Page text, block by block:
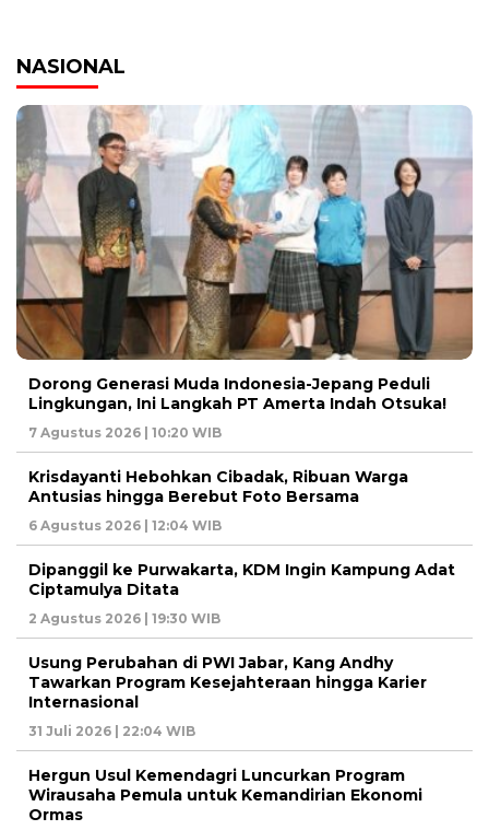
NASIONAL
Dorong Generasi Muda Indonesia-Jepang Peduli
Lingkungan, Ini Langkah PT Amerta Indah Otsuka!
7 Agustus 2026 | 10:20 WIB
Krisdayanti Hebohkan Cibadak, Ribuan Warga
Antusias hingga Berebut Foto Bersama
6 Agustus 2026 | 12:04 WIB
Dipanggil ke Purwakarta, KDM Ingin Kampung Adat
Ciptamulya Ditata
2 Agustus 2026 | 19:30 WIB
Usung Perubahan di PWI Jabar, Kang Andhy
Tawarkan Program Kesejahteraan hingga Karier
Internasional
31 Juli 2026 | 22:04 WIB
Hergun Usul Kemendagri Luncurkan Program
Wirausaha Pemula untuk Kemandirian Ekonomi
Ormas